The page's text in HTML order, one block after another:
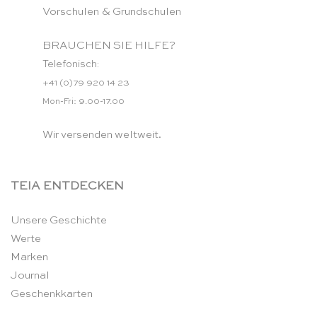
Vorschulen & Grundschulen
BRAUCHEN SIE HILFE?
Telefonisch:
+41 (0)79 920 14 23
Mon-Fri: 9.00-17.00
Wir versenden weltweit.
TEIA ENTDECKEN
Unsere Geschichte
Werte
Marken
Journal
Geschenkkarten